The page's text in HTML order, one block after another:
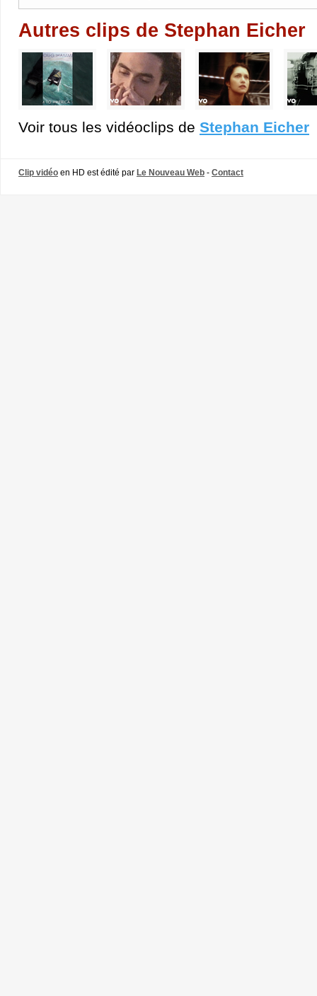
Autres clips de Stephan Eicher
Voir tous les vidéoclips de Stephan Eicher
Clip vidéo en HD est édité par Le Nouveau Web - Contact